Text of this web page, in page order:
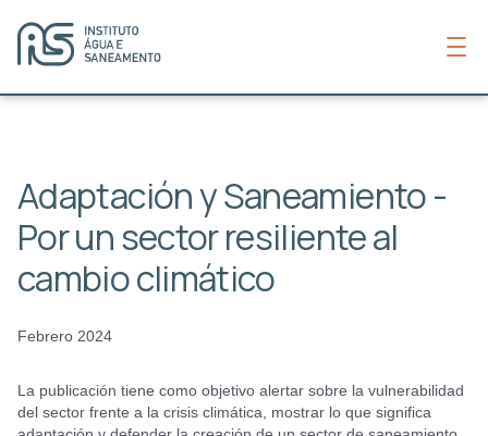
Adaptación y Saneamiento -
Por un sector resiliente al
cambio climático
Febrero 2024
La publicación tiene como objetivo alertar sobre la vulnerabilidad
del sector frente a la crisis climática, mostrar lo que significa